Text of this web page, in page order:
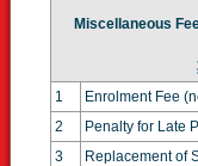
Miscellaneous
1
Enrolment Fee
2
Penalty for Late
3
Replacement of